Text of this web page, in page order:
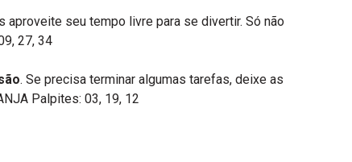
aproveite seu tempo livre para se divertir. Só não
27, 34
. Se precisa terminar algumas tarefas, deixe as
Palpites: 03, 19, 12